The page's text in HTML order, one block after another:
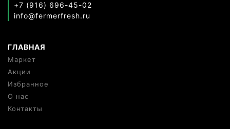
+7 (916) 696-45-02
info@fermerfresh.ru
ГЛАВНАЯ
Маркет
Акции
Избранное
О нас
Контакты